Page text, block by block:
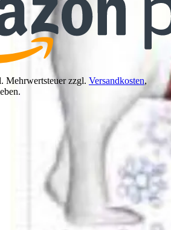
Mehrwertsteuer zzgl. Versandkosten,